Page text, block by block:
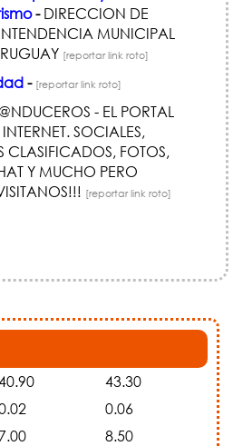
-DIRECCION DE
MUNICIPAL
[reportar link roto]
- [reportar link roto]
- EL PORTAL
SOCIALES,
CLASIFICADOS, FOTOS,
Y MUCHO PERO
[reportar link roto]
43.30
0.06
7.00
8.50